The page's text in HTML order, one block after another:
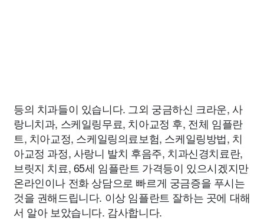
등의 치과들이 있습니다. 그외 궁금하신 크라운, 사
랑니치과, 스케일링무료, 치아교정 후, 전체 임플란
트, 치아교정, 스케일링의료보험, 스케일링방법, 치
아교정 과정, 사랑니 발치 후음주, 치과신경치료란,
브릿지 치료, 65세 임플란트 가격등이 있으시겠지만
온라인이나 전화 상담으로 빠르게 궁금증을 푸시는
것을 권해드립니다. 이상 임플란트 잘하는 곳에 대해
서 알아 보았습니다. 감사합니다.